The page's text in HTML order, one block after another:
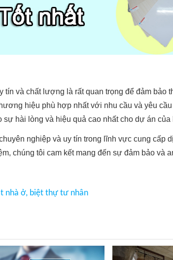
tín và chất lượng là rất quan trọng để đảm bảo
hiệu phù hợp nhất với nhu cầu và yêu
hài lòng và hiệu quả cao nhất cho dự án của
nghiệp và uy tín trong lĩnh vực cung
chúng tôi cam kết mang đến sự đảm bảo và
nhà ở, biệt thự tư nhân